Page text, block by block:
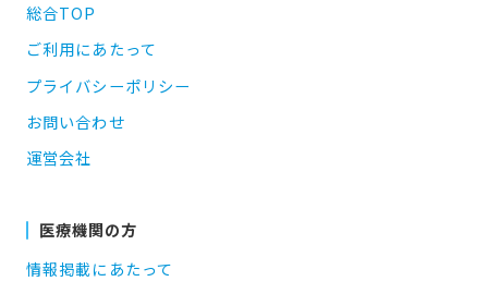
総合TOP
ご利用にあたって
プライバシーポリシー
お問い合わせ
運営会社
医療機関の方
情報掲載にあたって